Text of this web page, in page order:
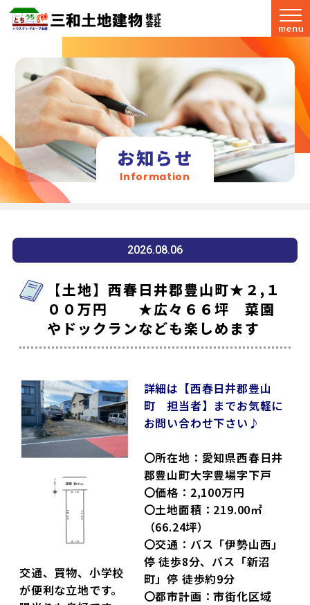
お知らせ
Information
2026.08.06
【土地】西春日井郡豊山町★２,１
００万円 ★広々６６坪 菜園
やドックランなども楽しめます
交通、買物、小学校
が便利な立地です。
詳細は【西春日井郡豊山
町 担当者】までお気軽に
お問い合わせ下さい♪
〇所在地：愛知県西春日井
郡豊山町大字豊場字下戸
〇価格：2,100万円
〇土地面積：219.00㎡
（66.24坪）
〇交通：バス「伊勢山西」
停 徒歩8分、バス「新沼
町」停 徒歩約9分
〇都市計画：市街化区域